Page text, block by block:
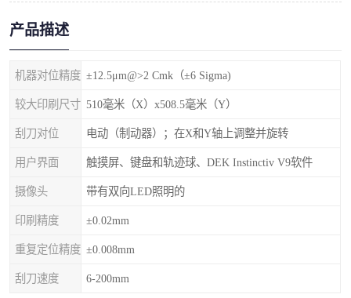
产品描述
机器对位精度 ±12.5μm@>2 Cmk（±6 Sigma)
较大印刷尺寸 510毫米（X）x508.5毫米（Y）
刮刀对位 电动（制动器）；在X和Y轴上调整并旋转
用户界面 触摸屏、键盘和轨迹球、DEK Instinctiv V9软件
摄像头 带有双向LED照明的
印刷精度 ±0.02mm
重复定位精度 ±0.008mm
刮刀速度 6-200mm